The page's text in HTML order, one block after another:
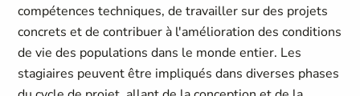
compétences techniques, de travailler sur des projets
concrets et de contribuer à l'amélioration des conditions
de vie des populations dans le monde entier. Les
stagiaires peuvent être impliqués dans diverses phases